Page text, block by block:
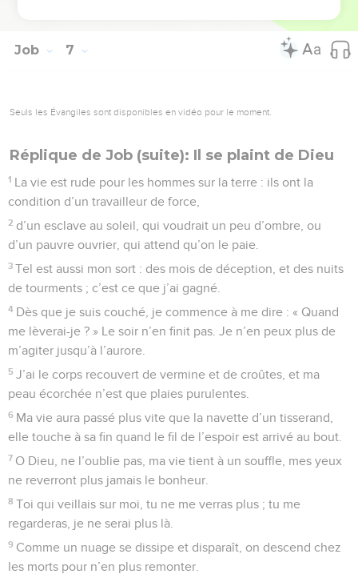
Job 7
Seuls les Évangiles sont disponibles en vidéo pour le moment.
Réplique de Job (suite): Il se plaint de Dieu
1 La vie est rude pour les hommes sur la terre : ils ont la
condition d’un travailleur de force,
2 d’un esclave au soleil, qui voudrait un peu d’ombre, ou
d’un pauvre ouvrier, qui attend qu’on le paie.
3 Tel est aussi mon sort : des mois de déception, et des nuits
de tourments ; c’est ce que j’ai gagné.
4 Dès que je suis couché, je commence à me dire : « Quand
me lèverai-je ? » Le soir n’en finit pas. Je n’en peux plus de
m’agiter jusqu’à l’aurore.
5 J’ai le corps recouvert de vermine et de croûtes, et ma
peau écorchée n’est que plaies purulentes.
6 Ma vie aura passé plus vite que la navette d’un tisserand,
elle touche à sa fin quand le fil de l’espoir est arrivé au bout.
7 O Dieu, ne l’oublie pas, ma vie tient à un souffle, mes yeux
ne reverront plus jamais le bonheur.
8 Toi qui veillais sur moi, tu ne me verras plus ; tu me
regarderas, je ne serai plus là.
9 Comme un nuage se dissipe et disparaît, on descend chez
les morts pour n’en plus remonter.